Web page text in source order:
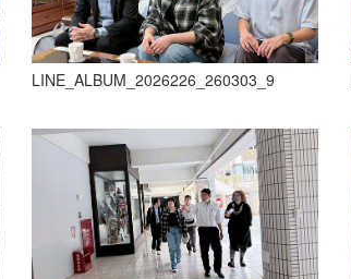
LINE_ALBUM_2026226_260303_9